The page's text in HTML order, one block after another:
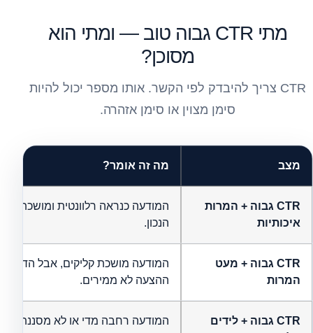
מתי CTR גבוה טוב — ומתי הוא
מסוכן?
CTR צריך להיבדק לפי הקשר. אותו מספר יכול להיות
סימן מצוין או סימן אזהרה.
מצב מה זה אומר?
CTR גבוה + המרות
איכותיות
המודעה כנראה רלוונטית ומושכת
הנכון.
CTR גבוה + מעט
המרות
המודעה מושכת קליקים, אבל הדף או
ההצעה לא ממירים.
CTR גבוה + לידים
המודעה רחבה מדי או לא מסננת